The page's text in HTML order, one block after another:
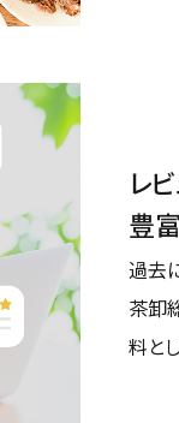
レ
豊
過去
茶卸
料と